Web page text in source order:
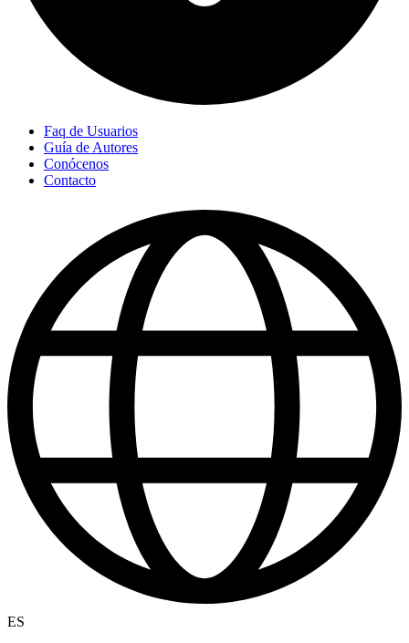
Faq de Usuarios
Guía de Autores
Conócenos
Contacto
ES